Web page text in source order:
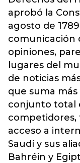
aprobó la
agosto de
comunicación
opiniones,
lugares del
de noticias
que suma
conjunto total
competidores,
acceso a
Saudí y sus
Bahréin y